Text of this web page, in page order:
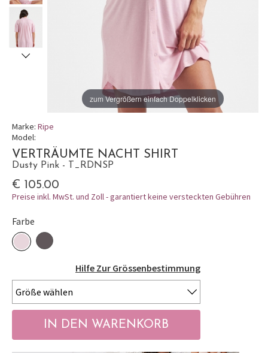
zum Vergrößern einfach Doppelklicken
Marke: Ripe
Model:
VERTRÄUMTE NACHT SHIRT
Dusty Pink - T_RDNSP
€ 105.00
Preise inkl. MwSt. und Zoll - garantiert keine versteckten Gebühren
Farbe
Hilfe Zur Grössenbestimmung